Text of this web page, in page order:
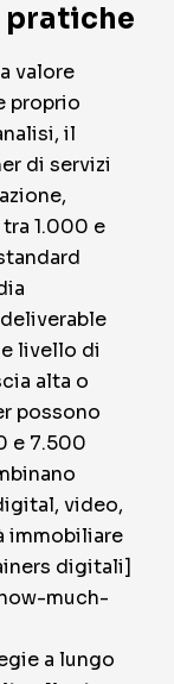
pratiche
valore
proprio
il
di servizi
1.000 e
livello di
alta o
possono
e 7.500
video,
immobiliare
digitali]
much-
a lungo